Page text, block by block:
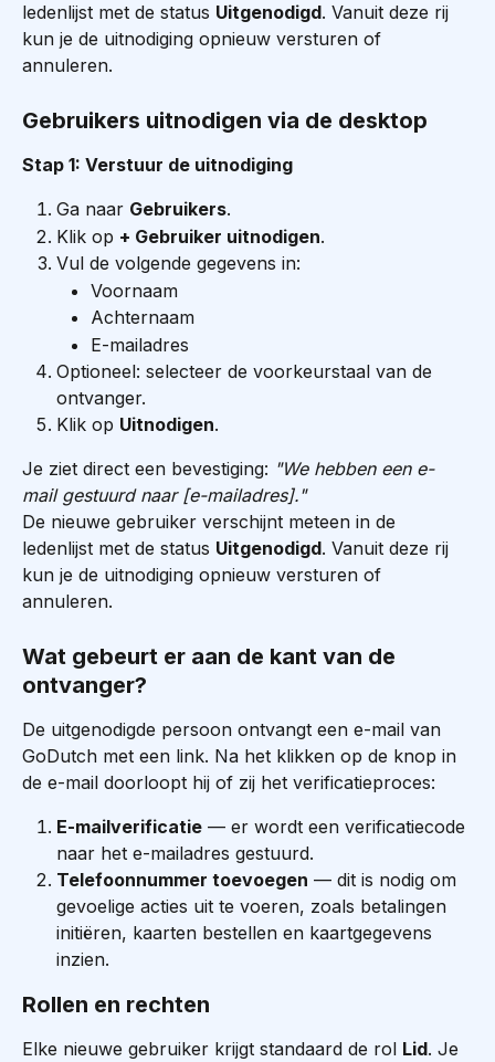
ledenlijst met de status Uitgenodigd. Vanuit deze rij
kun je de uitnodiging opnieuw versturen of
annuleren.
Gebruikers uitnodigen via de desktop
Stap 1: Verstuur de uitnodiging
Ga naar Gebruikers.
Klik op + Gebruiker uitnodigen.
Vul de volgende gegevens in:
Voornaam
Achternaam
E-mailadres
Optioneel: selecteer de voorkeurstaal van de
ontvanger.
Klik op Uitnodigen.
Je ziet direct een bevestiging: "We hebben een e-
mail gestuurd naar [e-mailadres]."
De nieuwe gebruiker verschijnt meteen in de
ledenlijst met de status Uitgenodigd. Vanuit deze rij
kun je de uitnodiging opnieuw versturen of
annuleren.
Wat gebeurt er aan de kant van de
ontvanger?
De uitgenodigde persoon ontvangt een e-mail van
GoDutch met een link. Na het klikken op de knop in
de e-mail doorloopt hij of zij het verificatieproces:
E-mailverificatie — er wordt een verificatiecode
naar het e-mailadres gestuurd.
Telefoonnummer toevoegen — dit is nodig om
gevoelige acties uit te voeren, zoals betalingen
initiëren, kaarten bestellen en kaartgegevens
inzien.
Rollen en rechten
Elke nieuwe gebruiker krijgt standaard de rol Lid. Je